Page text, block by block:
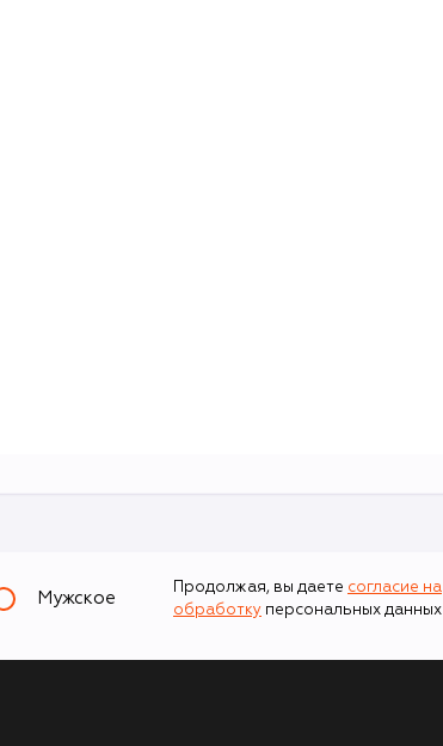
Мужское
Продолжая, вы даете согласие на
обработку персональных данных